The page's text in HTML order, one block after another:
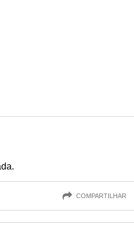
COMPARTILHAR